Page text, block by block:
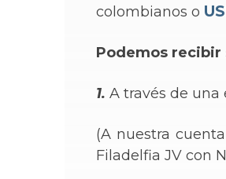
colombianos o
Podemos recibir
1. A través de
(A nuestra
Filadelfia JV con